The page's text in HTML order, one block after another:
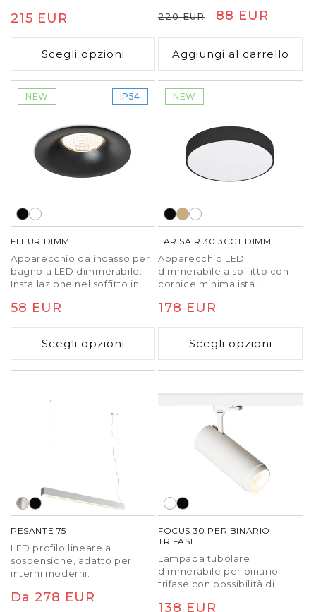
Prezzo
di
listino
215 EUR
Scegli opzioni
Prezzo
di
listino
220 EUR
Prezzo
scontato
88 EUR
Aggiungi al carrello
NEW IP54
FLEUR DIMM
Apparecchio da incasso per
bagno a LED dimmerabile.
Installazione nel soffitto in
TRIAC.
Prezzo
di
listino
58 EUR
Scegli opzioni
NEW
LARISA R 30 3CCT DIMM
Apparecchio LED
dimmerabile a soffitto con
cornice minimalista.
interruttore integrato per
4000K, 6500K).
Dimmerazione TRIAC.
Prezzo
di
listino
178 EUR
Scegli opzioni
PESANTE 75
LED profilo lineare a
sospensione, adatto per
interni moderni.
Prezzo
Da 278 EUR
FOCUS 30 PER BINARIO
TRIFASE
Lampada tubolare
dimmerabile per binario
trifase con possibilità di
tramite il sistema zoom 10 -
Prezzo
138 EUR